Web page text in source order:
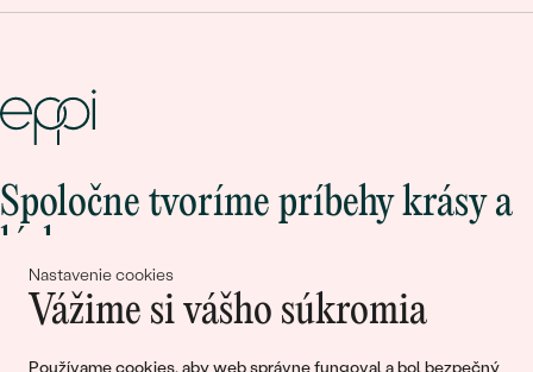
Nastavenie cookies
Vážime si vášho súkromia
Používame cookies, aby web správne fungoval a bol bezpečný
Spoločne tvoríme príbehy krásy a
lásky
Pripojte sa k nám!